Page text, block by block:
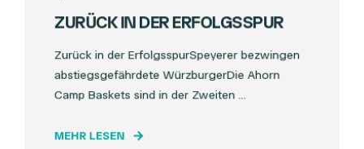
ZURÜCK IN DER ERFOLGSSPUR
Zurück in der ErfolgsspurSpeyerer bezwingen
abstiegsgefährdete WürzburgerDie Ahorn
Camp Baskets sind in der Zweiten ...
MEHR LESEN